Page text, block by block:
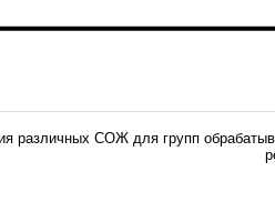
различных СОЖ для групп